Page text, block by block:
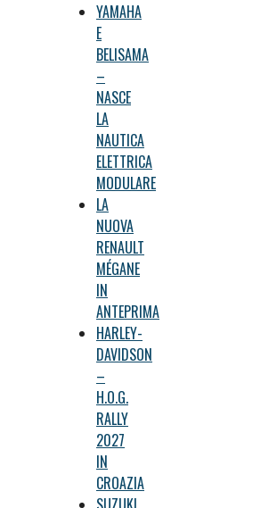
YAMAHA
E
BELISAMA
–
NASCE
LA
NAUTICA
ELETTRICA
MODULARE
LA
NUOVA
RENAULT
MÉGANE
IN
ANTEPRIMA
HARLEY-
DAVIDSON
–
H.O.G.
RALLY
2027
IN
CROAZIA